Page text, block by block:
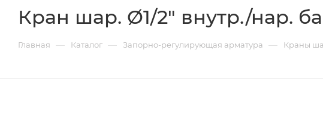
Кран шар. Ø1/2" внутр./нар.
Главная — Каталог — Запорно-регулирующая арматура — Краны